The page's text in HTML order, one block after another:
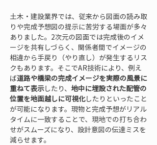
土木・建設業界では、従来から図面の読み取
りや完成予想図の提示に苦労する場面が多々
ありました。2次元の図面では完成後のイメ
ージを共有しづらく、関係者間でイメージの
相違から手戻り（やり直し）が発生するリス
クもあります。そこでAR技術により、例え
ば道路や橋梁の完成イメージを実際の風景に
重ねて表示したり、 地中に埋設された配管の
位置を地面越しに可視化したりといったこと
が可能になります。現物と完成予想がリアル
タイムに一致することで、現地での打ち合わ
せがスムーズになり、設計意図の伝達ミスを
減らせます。